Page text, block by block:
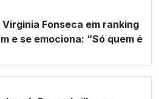
Fonseca em ranking
e se emociona: “Só quem é